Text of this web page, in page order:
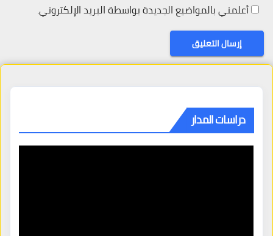
أعلمني بالمواضيع الجديدة بواسطة البريد الإلكتروني.
دراسات المدار